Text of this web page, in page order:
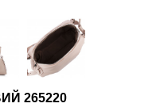
265220